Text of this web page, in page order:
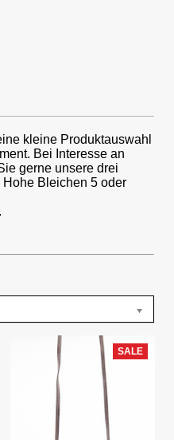
kleine Produktauswahl
Bei Interesse an
gerne unsere drei
Hohe Bleichen 5 oder
.
SALE